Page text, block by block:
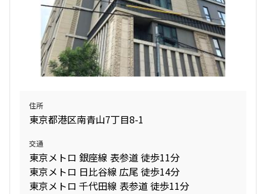
住所
東京都港区南青山7丁目8-1
交通
東京メトロ 銀座線 表参道 徒歩11分
東京メトロ 日比谷線 広尾 徒歩14分
東京メトロ 千代田線 表参道 徒歩11分